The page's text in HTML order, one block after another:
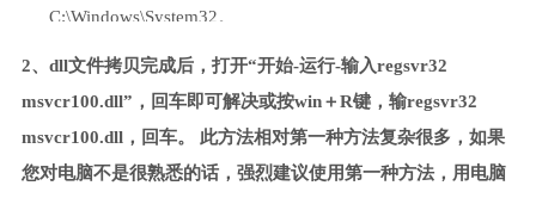
C:\Windows\System32。
2、dll文件拷贝完成后，打开“开始-运行-输入regsvr32
msvcr100.dll”，回车即可解决或按win＋R键，输regsvr32
msvcr100.dll，回车。 此方法相对第一种方法复杂很多，如果
您对电脑不是很熟悉的话，强烈建议使用第一种方法，用电脑